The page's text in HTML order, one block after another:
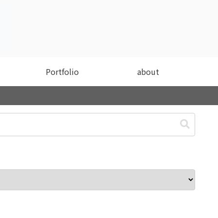
Portfolio about